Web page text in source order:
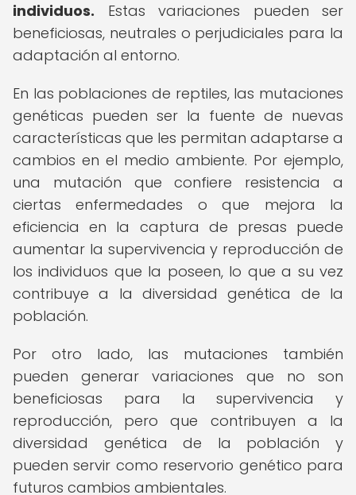
individuos. Estas variaciones pueden ser
beneficiosas, neutrales o perjudiciales para la
adaptación al entorno.
En las poblaciones de reptiles, las mutaciones
genéticas pueden ser la fuente de nuevas
características que les permitan adaptarse a
cambios en el medio ambiente. Por ejemplo,
una mutación que confiere resistencia a
ciertas enfermedades o que mejora la
eficiencia en la captura de presas puede
aumentar la supervivencia y reproducción de
los individuos que la poseen, lo que a su vez
contribuye a la diversidad genética de la
población.
Por otro lado, las mutaciones también
pueden generar variaciones que no son
beneficiosas para la supervivencia y
reproducción, pero que contribuyen a la
diversidad genética de la población y
pueden servir como reservorio genético para
futuros cambios ambientales.